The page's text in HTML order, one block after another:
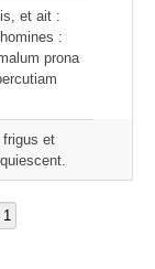
et ait :
:
prona
et